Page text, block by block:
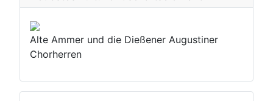
Alte Ammer und die Dießener Augustiner
Chorherren